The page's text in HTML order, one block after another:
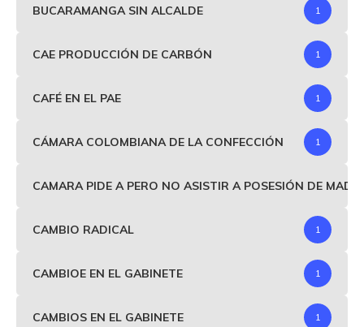
BUCARAMANGA SIN ALCALDE 1
CAE PRODUCCIÓN DE CARBÓN 1
CAFÉ EN EL PAE 1
CÁMARA COLOMBIANA DE LA CONFECCIÓN 1
CAMARA PIDE A PERO NO ASISTIR A POSESIÓN DE
CAMBIO RADICAL 1
CAMBIOE EN EL GABINETE 1
CAMBIOS EN EL GABINETE 1